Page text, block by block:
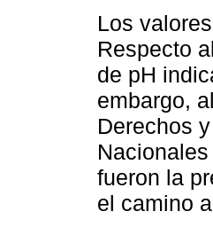
Los
Respecto
de pH
embargo,
Derechos
fueron la
el camino